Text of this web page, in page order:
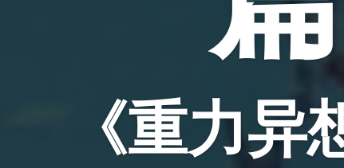
《重力异